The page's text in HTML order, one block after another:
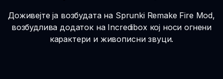
Доживејте ја возбудата на Sprunki Remake Fire Mod,
возбудлива додаток на Incredibox кој носи огнени
карактери и живописни звуци.